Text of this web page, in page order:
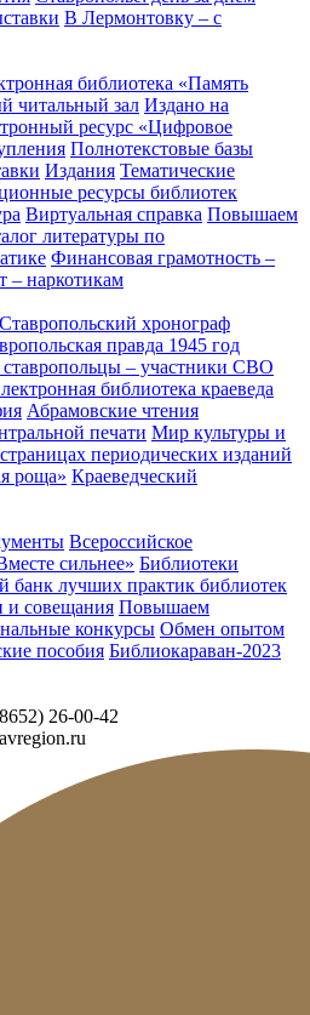
В Лермонтовку – с
библиотека «Память
читальный зал Издано на
ресурс «Цифровое
Полнотекстовые базы
Издания Тематические
ресурсы библиотек
Виртуальная справка Повышаем
литературы по
Финансовая грамотность –
– наркотикам
Ставропольский хронограф
правда 1945 год
– участники СВО
библиотека краеведа
Абрамовские чтения
печати Мир культуры и
периодических изданий
роща» Краеведческий
Всероссийское
сильнее» Библиотеки
банк лучших практик библиотек
и совещания Повышаем
конкурсы Обмен опытом
пособия Библиокараван-2023
26-00-42